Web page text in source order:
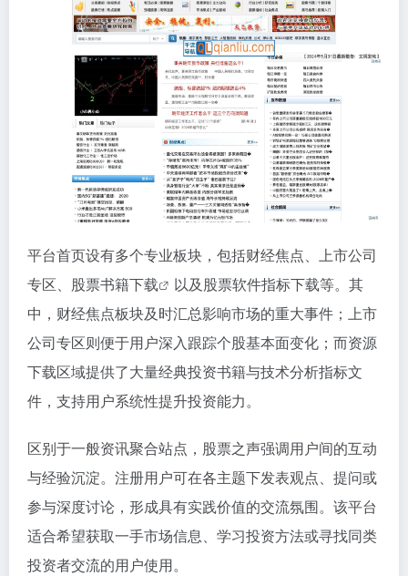
平台首页设有多个专业板块，包括财经焦点、上市公司
专区、 股票书籍下载
以及股票软件指标下载等。其
中，财经焦点板块及时汇总影响市场的重大事件；上市
公司专区则便于用户深入跟踪个股基本面变化；而资源
下载区域提供了大量经典投资书籍与技术分析指标文
件，支持用户系统性提升投资能力。
区别于一般资讯聚合站点，股票之声强调用户间的互动
与经验沉淀。注册用户可在各主题下发表观点、提问或
参与深度讨论，形成具有实践价值的交流氛围。该平台
适合希望获取一手市场信息、学习投资方法或寻找同类
投资者交流的用户使用。